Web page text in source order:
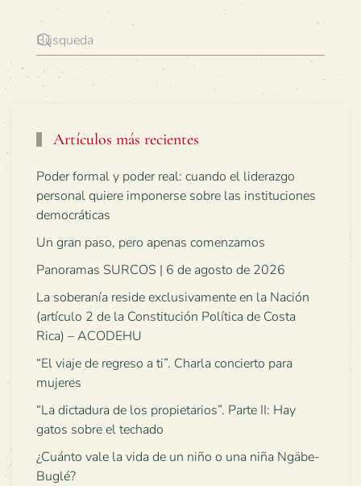
Artículos más recientes
Poder formal y poder real: cuando el liderazgo
personal quiere imponerse sobre las instituciones
democráticas
Un gran paso, pero apenas comenzamos
Panoramas SURCOS | 6 de agosto de 2026
La soberanía reside exclusivamente en la Nación
(artículo 2 de la Constitución Política de Costa
Rica) – ACODEHU
“El viaje de regreso a ti”. Charla concierto para
mujeres
“La dictadura de los propietarios”. Parte II: Hay
gatos sobre el techado
¿Cuánto vale la vida de un niño o una niña Ngäbe-
Buglé?